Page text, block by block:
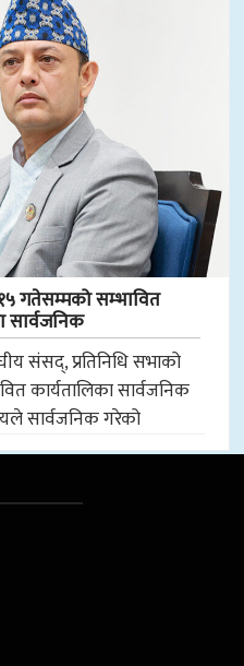
गतेसम्मको सम्भावित
सार्वजनिक
संसद्, प्रतिनिधि सभाको
कार्यतालिका सार्वजनिक
सार्वजनिक गरेको